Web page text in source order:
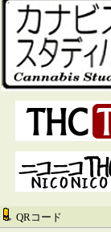
QRコード